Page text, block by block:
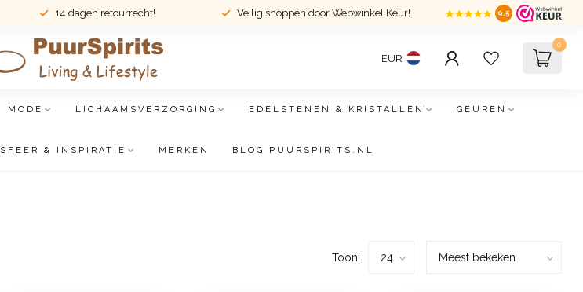
14 dagen retourrecht! Veilig shoppen door Webwinkel Keur! 9.5
EUR
0
MODE LICHAAMSVERZORGING EDELSTENEN & KRISTALLEN GEUREN
SFEER & INSPIRATIE MERKEN BLOG PUURSPIRITS.NL
Toon: